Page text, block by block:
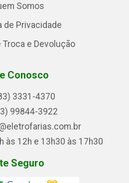
Somos
de Privacidade
Troca e Devolução
Conosco
3331-4370
99844-3922
às 12h e 13h30 às 17h30
Seguro